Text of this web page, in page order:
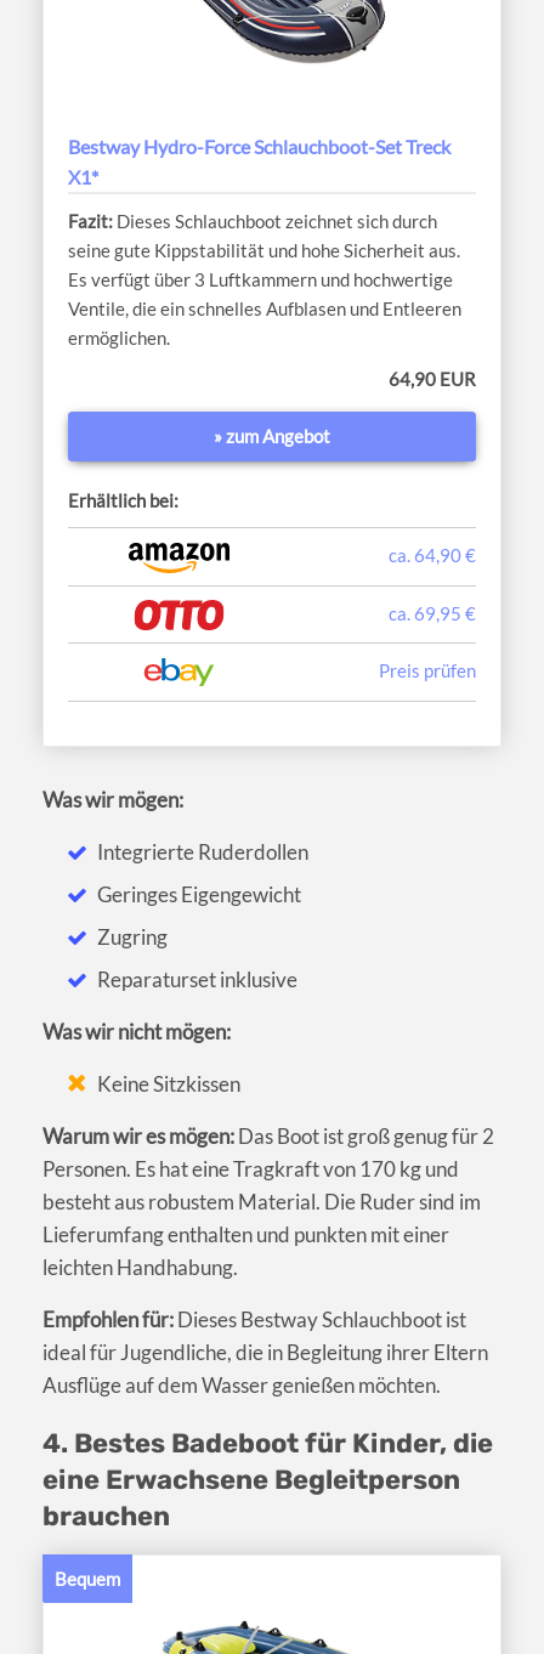
Bestway Hydro-Force Schlauchboot-Set Treck
X1*
Dieses Schlauchboot zeichnet sich durch
seine gute Kippstabilität und hohe Sicherheit aus.
Es verfügt über 3 Luftkammern und hochwertige
Ventile, die ein schnelles Aufblasen und Entleeren
ermöglichen.
64,90 EUR
» zum Angebot
Erhältlich bei:
ca. 64,90 €
ca. 69,95 €
Preis prüfen
Was wir mögen:
Integrierte Ruderdollen
Geringes Eigengewicht
Zugring
Reparaturset inklusive
Was wir nicht mögen:
Keine Sitzkissen
Warum wir es mögen:Das Boot ist groß genug für 2
Personen. Es hat eine Tragkraft von 170 kg und
besteht aus robustem Material. Die Ruder sind im
Lieferumfang enthalten und punkten mit einer
leichten Handhabung.
Empfohlen für:Dieses Bestway Schlauchboot ist
ideal für Jugendliche, die in Begleitung ihrer Eltern
Ausflüge auf dem Wasser genießen möchten.
4. Bestes Badeboot für Kinder, die
eine Erwachsene Begleitperson
brauchen
Bequem